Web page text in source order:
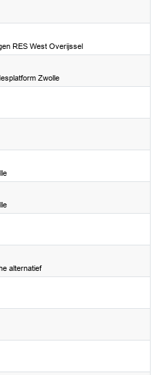
RES West Overijssel
Zwolle
alternatief